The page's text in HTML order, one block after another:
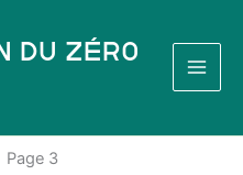
du Zéro
Page 3